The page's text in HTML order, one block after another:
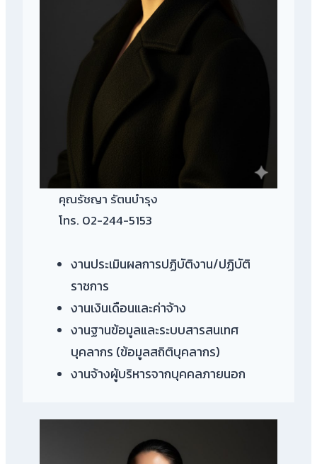
คุณรัชญา รัตนบำรุง
โทร. 02-244-5153
งานประเมินผลการปฏิบัติงาน/ปฏิบัติ
ราชการ
งานเงินเดือนและค่าจ้าง
งานฐานข้อมูลและระบบสารสนเทศ
บุคลากร (ข้อมูลสถิติบุคลากร)
งานจ้างผู้บริหารจากบุคคลภายนอก